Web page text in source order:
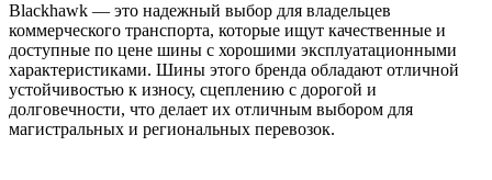
Blackhawk — это надежный выбор для владельцев
коммерческого транспорта, которые ищут качественные и
доступные по цене шины с хорошими эксплуатационными
характеристиками. Шины этого бренда обладают отличной
устойчивостью к износу, сцеплению с дорогой и
долговечности, что делает их отличным выбором для
магистральных и региональных перевозок.